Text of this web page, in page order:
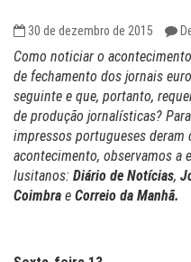
30 de dezembro de 2015
Como noticiar o
de fechamento dos jornais
seguinte e que, portanto,
de produção jornalísticas?
impressos portugueses deram
acontecimento, observamos a
lusitanos: Diário de Notícias,
Coimbra e Correio da Manhã.